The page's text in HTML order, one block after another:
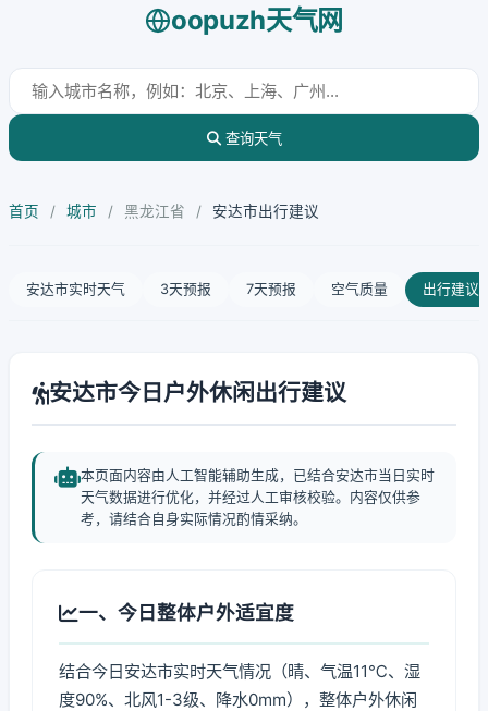
oopuzh天气网
查询天气
首页 / 城市 / 黑龙江省 / 安达市出行建议
安达市实时天气 3天预报 7天预报 空气质量 出行建议
安达市今日户外休闲出行建议
本页面内容由人工智能辅助生成，已结合安达市当日实时
天气数据进行优化，并经过人工审核校验。内容仅供参
考，请结合自身实际情况酌情采纳。
一、今日整体户外适宜度
结合今日安达市实时天气情况（晴、气温11℃、湿
度90%、北风1-3级、降水0mm），整体户外休闲